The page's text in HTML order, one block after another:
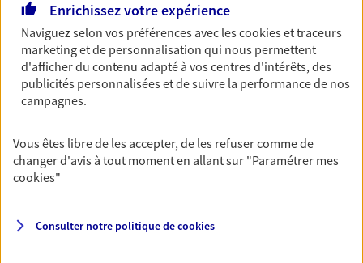
Découvrir l'offre Épargne retraite du dirigeant
DEMANDER UN DEVIS
Nos expertises
Enrichissez votre expérience
Naviguez selon vos préférences avec lescookies et traceurs
marketing et de personnalisation qui nous permettent
d'afficher du contenu adapté à vos centres d'intérêts, des
publicités personnalisées et de suivre la performance de nos
campagnes.
Vous êtes libre de les accepter, de les refuser comme de
changer d'avis à tout moment en allant sur "Paramétrer mes
cookies"
Consulter notre politique decookies